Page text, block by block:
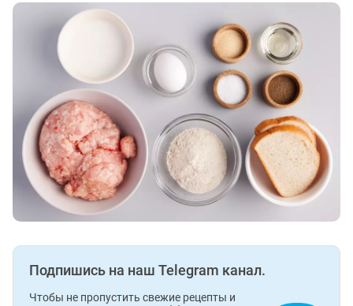
Подпишись на наш Telegram канал.
Чтобы не пропустить свежие рецепты и